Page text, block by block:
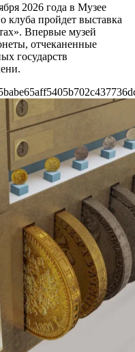
2026 года в Музее
клуба пройдет выставка
Впервые музей
отчеканенные
государств